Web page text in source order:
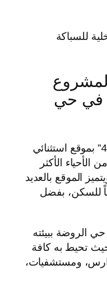
للسباكة
لمشروع
ريفييرا 49” في حي
يتمتع مشروع “العجلان ريفييرا 49” بموقع استثنائي
الأحياء الأكثر
الموقع بالعديد
للسكن، بفضل
الروضة ببيئته
حيث تحيط به كافة
ومستشفيات،